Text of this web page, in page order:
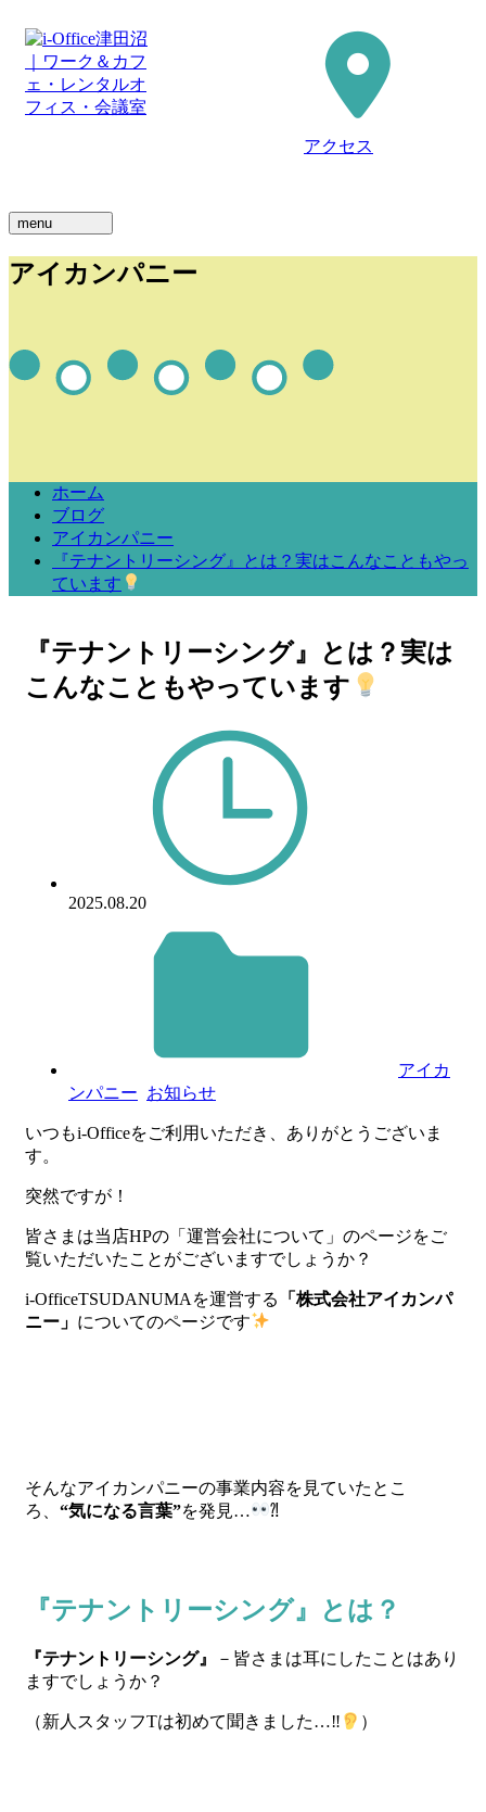
アクセス
menu
アイカンパニー
ホーム
ブログ
アイカンパニー
『テナントリーシング』とは？実はこんなこともやっ
ています
『テナントリーシング』とは？実は
こんなこともやっています
2025.08.20
アイカ
ンパニー お知らせ
いつもi-Officeをご利用いただき、ありがとうございま
す。
突然ですが！
皆さまは当店HPの「運営会社について」のページをご
覧いただいたことがございますでしょうか？
i-OfficeTSUDANUMAを運営する
「株式会社アイカンパ
ニー」 についてのページです
そんなアイカンパニーの事業内容を見ていたとこ
ろ、 “気になる言葉”を発見… ⁈
『テナントリーシング』とは？
『テナントリーシング』
－皆さまは耳にしたことはあり
ますでしょうか？
（新人スタッフTは初めて聞きました…‼ ）